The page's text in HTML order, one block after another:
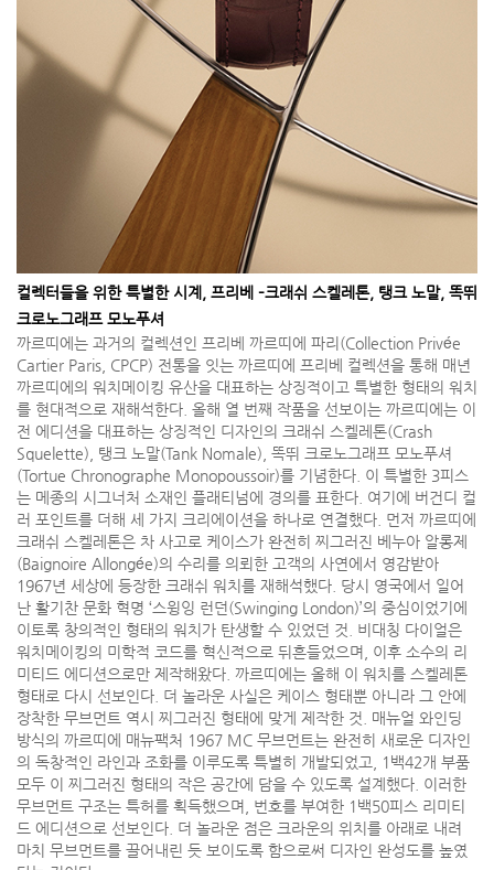
컬렉터들을 위한 특별한 시계, 프리베 –크래쉬 스켈레톤, 탱크 노말, 똑뛰
크로노그래프 모노푸셔
까르띠에는 과거의 컬렉션인 프리베 까르띠에 파리(Collection Privée
Cartier Paris, CPCP) 전통을 잇는 까르띠에 프리베 컬렉션을 통해 매년
까르띠에의 워치메이킹 유산을 대표하는 상징적이고 특별한 형태의 워치
를 현대적으로 재해석한다. 올해 열 번째 작품을 선보이는 까르띠에는 이
전 에디션을 대표하는 상징적인 디자인의 크래쉬 스켈레톤(Crash
Squelette), 탱크 노말(Tank Nomale), 똑뛰 크로노그래프 모노푸셔
(Tortue Chronographe Monopoussoir)를 기념한다. 이 특별한 3피스
는 메종의 시그너처 소재인 플래티넘에 경의를 표한다. 여기에 버건디 컬
러 포인트를 더해 세 가지 크리에이션을 하나로 연결했다. 먼저 까르띠에
크래쉬 스켈레톤은 차 사고로 케이스가 완전히 찌그러진 베누아 알롱제
(Baignoire Allongée)의 수리를 의뢰한 고객의 사연에서 영감받아
1967년 세상에 등장한 크래쉬 워치를 재해석했다. 당시 영국에서 일어
난 활기찬 문화 혁명 ‘스윙잉 런던(Swinging London)’의 중심이었기에
이토록 창의적인 형태의 워치가 탄생할 수 있었던 것. 비대칭 다이얼은
워치메이킹의 미학적 코드를 혁신적으로 뒤흔들었으며, 이후 소수의 리
미티드 에디션으로만 제작해왔다. 까르띠에는 올해 이 워치를 스켈레톤
형태로 다시 선보인다. 더 놀라운 사실은 케이스 형태뿐 아니라 그 안에
장착한 무브먼트 역시 찌그러진 형태에 맞게 제작한 것. 매뉴얼 와인딩
방식의 까르띠에 매뉴팩처 1967 MC 무브먼트는 완전히 새로운 디자인
의 독창적인 라인과 조화를 이루도록 특별히 개발되었고, 1백42개 부품
모두 이 찌그러진 형태의 작은 공간에 담을 수 있도록 설계했다. 이러한
무브먼트 구조는 특허를 획득했으며, 번호를 부여한 1백50피스 리미티
드 에디션으로 선보인다. 더 놀라운 점은 크라운의 위치를 아래로 내려
마치 무브먼트를 끌어내린 듯 보이도록 함으로써 디자인 완성도를 높였